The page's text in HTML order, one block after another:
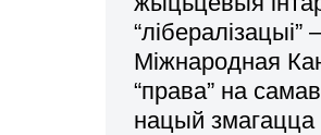
Міжнародная
“права” на
нацый змагацца